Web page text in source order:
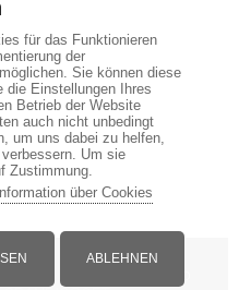
für das Funktionieren
der
Sie können diese
die Einstellungen Ihres
Betrieb der Website
auch nicht unbedingt
um uns dabei zu helfen,
Um sie
Zustimmung.
Information über Cookies
ABLEHNEN